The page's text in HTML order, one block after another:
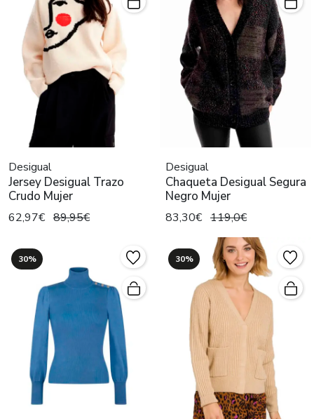
Desigual
Jersey Desigual Trazo
Crudo Mujer
62,97€ 89,95€
Desigual
Chaqueta Desigual Segura
Negro Mujer
83,30€ 119,0€
30% 30%